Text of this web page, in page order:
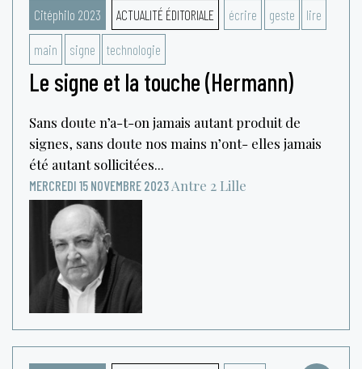
Citéphilo 2023 ACTUALITÉ ÉDITORIALE écrire geste lire
main signe technologie
Le signe et la touche (Hermann)
Sans doute n’a-t-on jamais autant produit de
signes, sans doute nos mains n’ont- elles jamais
été autant sollicitées...
MERCREDI 15 NOVEMBRE 2023 Antre 2 Lille